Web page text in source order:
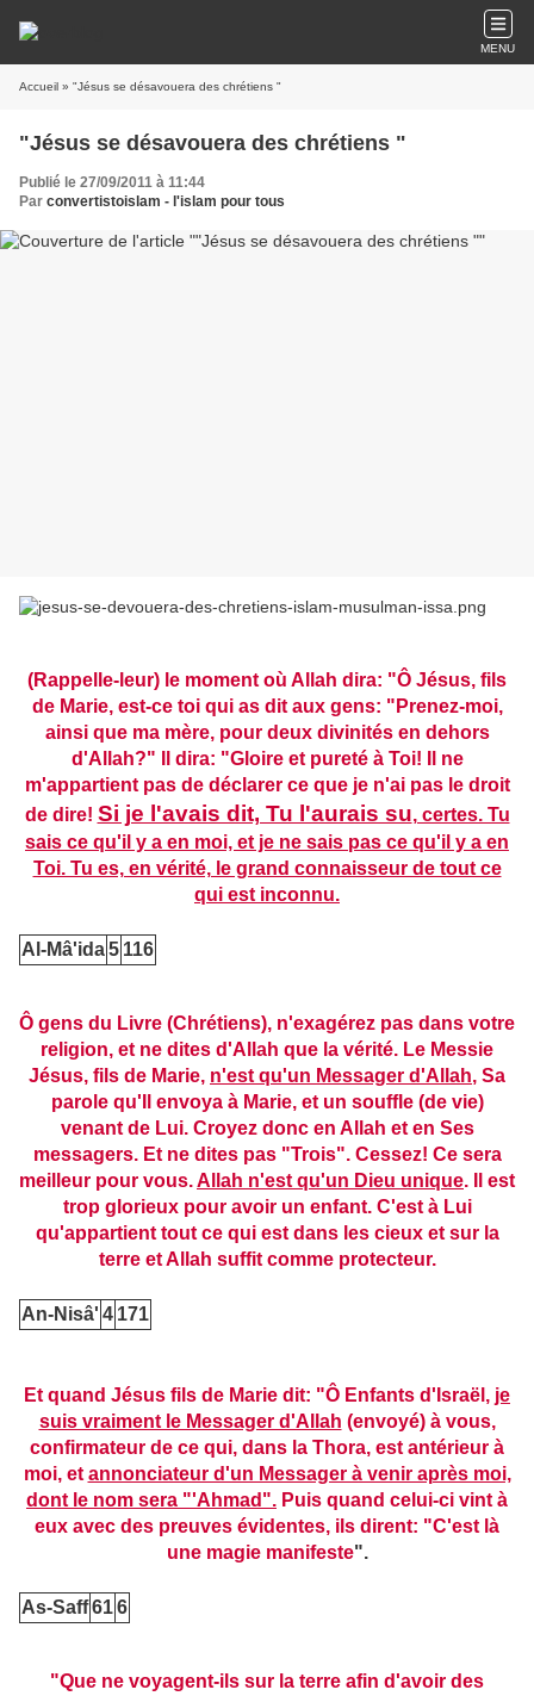
MENU
Accueil » "Jésus se désavouera des chrétiens "
"Jésus se désavouera des chrétiens "
Publié le 27/09/2011 à 11:44
Par convertistoislam - l'islam pour tous
(Rappelle-leur) le moment où Allah dira: "Ô Jésus, fils
de Marie, est-ce toi qui as dit aux gens: "Prenez-moi,
ainsi que ma mère, pour deux divinités en dehors
d'Allah?" Il dira: "Gloire et pureté à Toi! Il ne
m'appartient pas de déclarer ce que je n'ai pas le droit
de dire! Si je l'avais dit, Tu l'aurais su, certes. Tu
sais ce qu'il y a en moi, et je ne sais pas ce qu'il y a en
Toi. Tu es, en vérité, le grand connaisseur de tout ce
qui est inconnu.
Al-Mâ'ida5 116
Ô gens du Livre (Chrétiens), n'exagérez pas dans votre
religion, et ne dites d'Allah que la vérité. Le Messie
Jésus, fils de Marie, n'est qu'un Messager d'Allah, Sa
parole qu'Il envoya à Marie, et un souffle (de vie)
venant de Lui. Croyez donc en Allah et en Ses
messagers. Et ne dites pas "Trois". Cessez! Ce sera
meilleur pour vous.Allah n'est qu'un Dieu unique. Il est
trop glorieux pour avoir un enfant. C'est à Lui
qu'appartient tout ce qui est dans les cieux et sur la
terre et Allah suffit comme protecteur.
An-Nisâ' 4 171
Et quand Jésus fils de Marie dit: "Ô Enfants d'Israël, je
suis vraiment le Messager d'Allah (envoyé) à vous,
confirmateur de ce qui, dans la Thora, est antérieur à
moi, et annonciateur d'un Messager à venir après moi,
dont le nom sera "'Ahmad". Puis quand celui-ci vint à
eux avec des preuves évidentes, ils dirent: "C'est là
une magie manifeste".
As-Saff616
"Que ne voyagent-ils sur la terre afin d'avoir des